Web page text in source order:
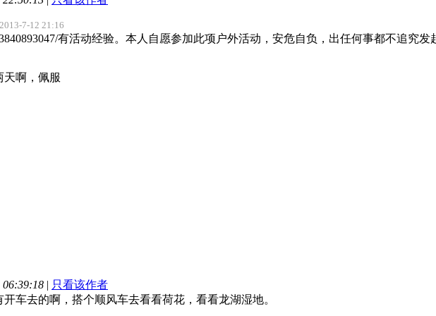
7-12 21:16
有活动经验。本人自愿参加此项户外活动，安危自负，出任何事都不追究发
天啊，佩服
06:39:18 | 只看该作者
开车去的啊，搭个顺风车去看看荷花，看看龙湖湿地。